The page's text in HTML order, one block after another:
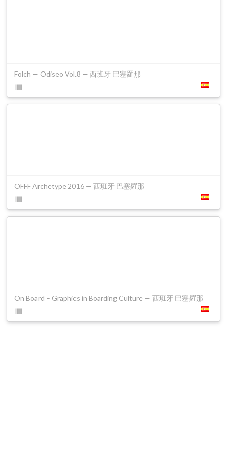
Folch — Odiseo Vol.8 — 西班牙 巴塞羅那
OFFF Archetype 2016 — 西班牙 巴塞羅那
On Board – Graphics in Boarding Culture — 西班牙 巴塞羅那